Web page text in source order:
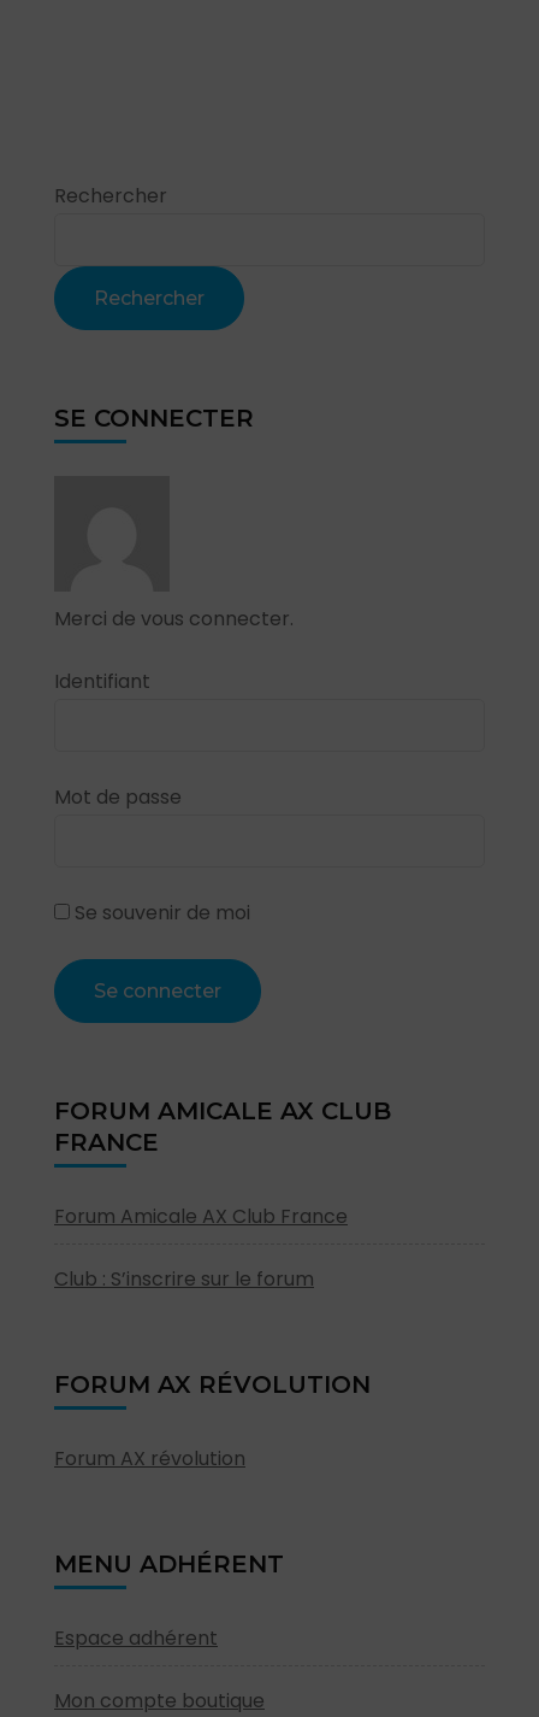
Rechercher
Rechercher
SE CONNECTER
Merci de vous connecter.
Identifiant
Mot de passe
Se souvenir de moi
FORUM AMICALE AX CLUB
FRANCE
Forum Amicale AX Club France
Club : S’inscrire sur le forum
FORUM AX RÉVOLUTION
Forum AX révolution
MENU ADHÉRENT
Espace adhérent
Mon compte boutique